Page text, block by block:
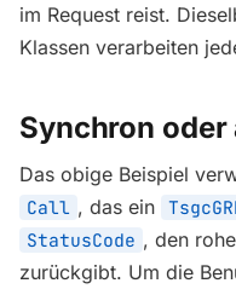
im Request reist.
Klassen verarbeiten
Synchron
Das obige Beispiel
Call , das ein
StatusCode , den
zurückgibt. Um die